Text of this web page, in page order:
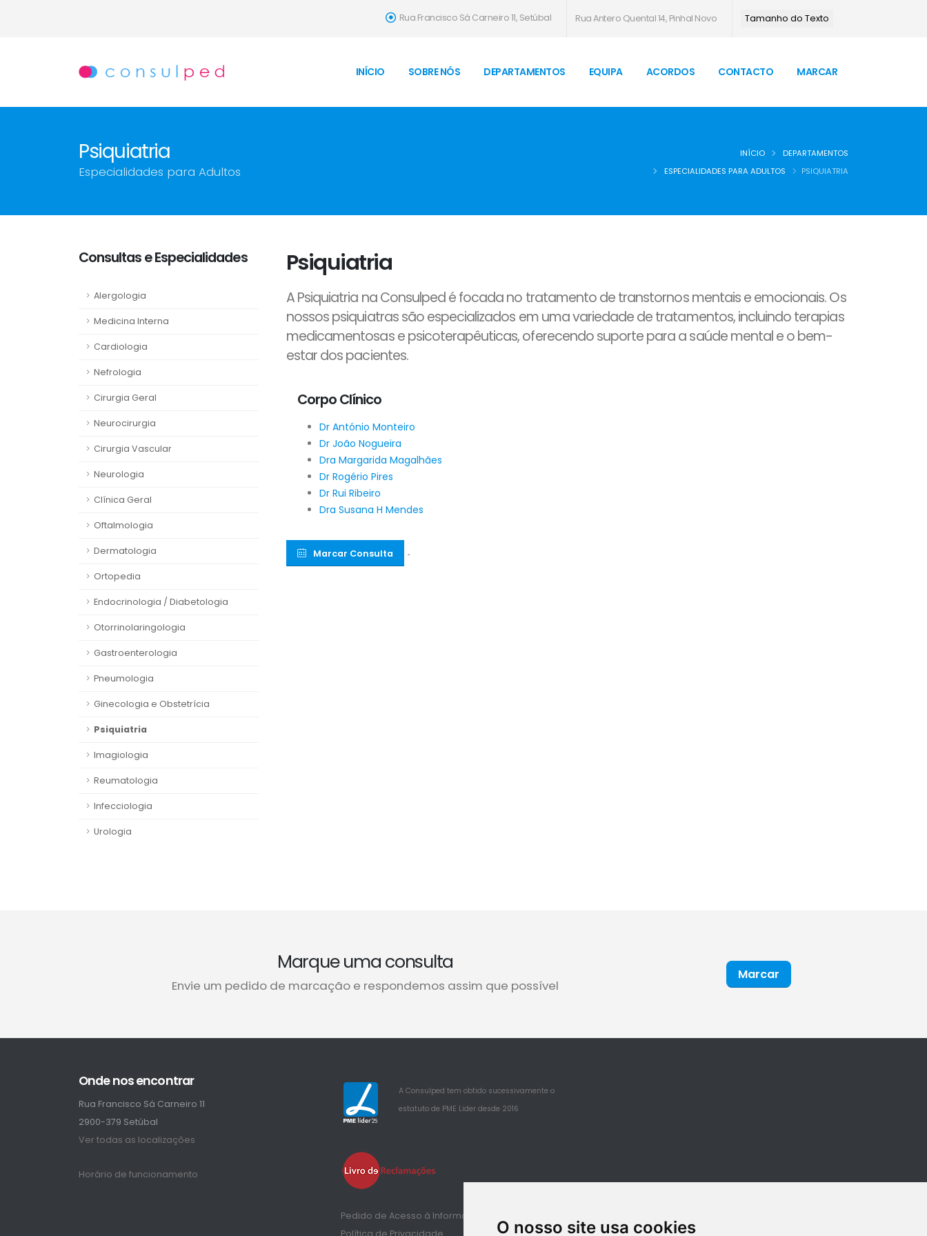
O nosso site usa cookies
Rua Francisco Sá Carneiro 11, Setúbal Rua Antero Quental 14, Pinhal Novo Tamanho do Texto
INÍCIO SOBRE NÓS DEPARTAMENTOS EQUIPA ACORDOS CONTACTO MARCAR
Psiquiatria
Especialidades para Adultos
INÍCIO
DEPARTAMENTOS
ESPECIALIDADES PARA ADULTOS
PSIQUIATRIA
Consultas e Especialidades
Alergologia
Medicina Interna
Cardiologia
Nefrologia
Cirurgia Geral
Neurocirurgia
Cirurgia Vascular
Neurologia
Clínica Geral
Oftalmologia
Dermatologia
Ortopedia
Endocrinologia / Diabetologia
Otorrinolaringologia
Gastroenterologia
Pneumologia
Ginecologia e Obstetrícia
Psiquiatria
Imagiologia
Reumatologia
Infecciologia
Urologia
Psiquiatria
A Psiquiatria na Consulped é focada no tratamento de transtornos mentais e emocionais. Os
nossos psiquiatras são especializados em uma variedade de tratamentos, incluindo terapias
medicamentosas e psicoterapêuticas, oferecendo suporte para a saúde mental e o bem-
estar dos pacientes.
Corpo Clínico
Dr António Monteiro
Dr João Nogueira
Dra Margarida Magalhães
Dr Rogério Pires
Dr Rui Ribeiro
Dra Susana H Mendes
Marcar Consulta ´
Marque uma consulta
Envie um pedido de marcação e respondemos assim que possível
Marcar
Onde nos encontrar
Rua Francisco Sá Carneiro 11
2900-379 Setúbal
Ver todas as localizações
Horário de funcionamento
25
A Consulped tem obtido sucessivamente o
estatuto de PME Lider desde 2016
Pedido de Acesso à Informação de Saúde
Política de Privacidade